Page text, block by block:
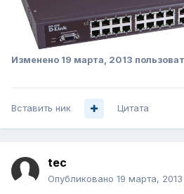
Изменено 19 марта, 2013
Вставить ник Цитата
tec
Опубликовано 19 марта, 2013